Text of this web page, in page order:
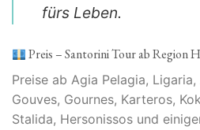
fürs Leben.
Preis – Santorini Tour ab Region
Preise ab Agia Pelagia,
Gouves, Gournes, Karteros,
Stalida, Hersonissos und